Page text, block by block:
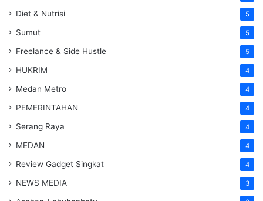
Diet & Nutrisi 5
Sumut 5
Freelance & Side Hustle 5
HUKRIM 4
Medan Metro 4
PEMERINTAHAN 4
Serang Raya 4
MEDAN 4
Review Gadget Singkat 4
NEWS MEDIA 3